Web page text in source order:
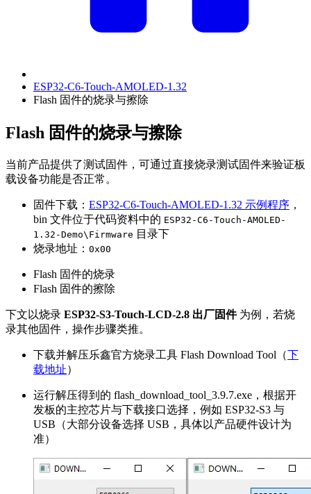
ESP32-C6-Touch-AMOLED-1.32
Flash 固件的烧录与擦除
Flash 固件的烧录与擦除
当前产品提供了测试固件，可通过直接烧录测试固件来验证板
载设备功能是否正常。
固件下载： ESP32-C6-Touch-AMOLED-1.32 示例程序 ，
bin 文件位于代码资料中的 ESP32-C6-Touch-AMOLED-
1.32-Demo\Firmware 目录下
烧录地址： 0x00
Flash 固件的烧录
Flash 固件的擦除
下文以烧录 ESP32-S3-Touch-LCD-2.8 出厂固件为例，若烧
录其他固件，操作步骤类推。
下载并解压乐鑫官方烧录工具 Flash Download Tool（下
载地址）
运行解压得到的 flash_download_tool_3.9.7.exe，根据开
发板的主控芯片与下载接口选择，例如 ESP32-S3 与
USB（大部分设备选择 USB，具体以产品硬件设计为
准）